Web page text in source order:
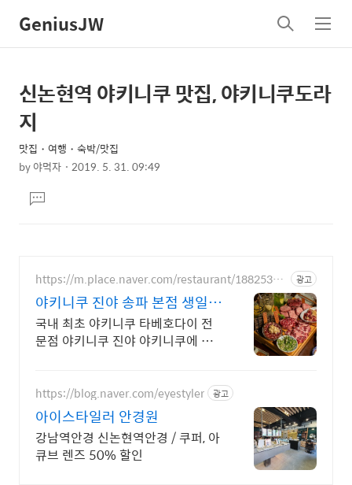
GeniusJW
검
색
메
뉴
상
세
컨
텐
본
문
제
목
신논현역 야키니쿠 맛집, 야키니쿠도라
지
맛집・여행・숙박/맛집
by야먹자 2019. 5. 31. 09:49
문댓
글
https://m.place.naver.com/restaurant/18825322
68
광고
야키니쿠 진야 송파 본점 생일
외식 데이트 예약
국내 최초 야키니쿠 타베호다이 전
문점 야키니쿠 진야 야키니쿠에 진
https://blog.naver.com/eyestyler 광고
아이스타일러 안경원
강남역안경 신논현역안경 / 쿠퍼, 아
큐브 렌즈 50% 할인